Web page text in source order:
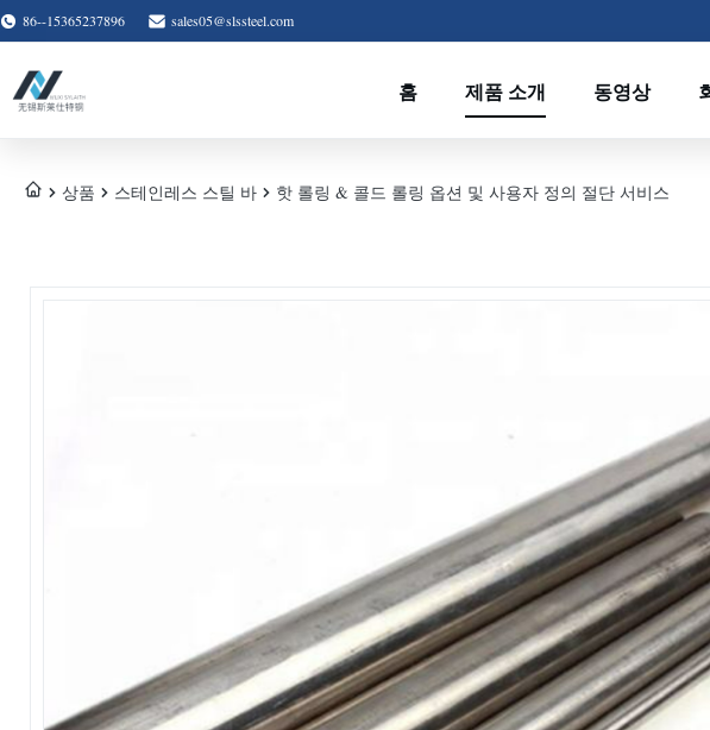
86--15365237896 sales05@slssteel.com
홈 제품 소개 동영상
상품 스테인레스 스틸 바 핫 롤링 & 콜드 롤링 옵션 및 사용자 정의 절단 서비스